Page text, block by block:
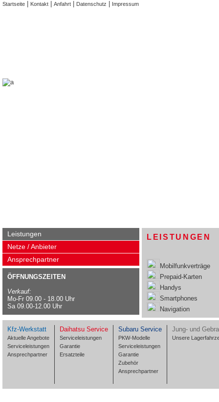
Startseite Kontakt Anfahrt Datenschutz Impressum
Leistungen
Netze / Anbieter
Ansprechpartner
ÖFFNUNGSZEITEN
Verkauf:
Mo-Fr 09.00 - 18.00 Uhr
Sa 09.00-12.00 Uhr
LEISTUNGEN
Mobilfunkverträge
Prepaid-Karten
Handys
Smartphones
Navigation
Kfz-Werkstatt
Aktuelle Angebote
Serviceleistungen
Ansprechpartner
Daihatsu Service
Serviceleistungen
Garantie
Ersatzteile
Subaru Service
PKW-Modelle
Serviceleistungen
Garantie
Zubehör
Ansprechpartner
Jung- und
Unsere